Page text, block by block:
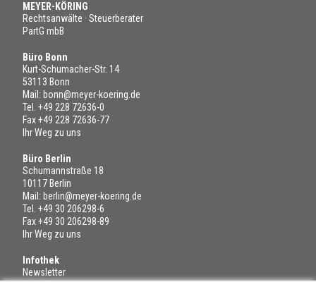
MEYER-KÖRING
Rechtsanwälte · Steuerberater
PartG mbB
Büro Bonn
Kurt-Schumacher-Str. 14
53113 Bonn
Mail: bonn@meyer-koering.de
Tel. +49 228 72636-0
Fax +49 228 72636-77
Ihr Weg zu uns
Büro Berlin
Schumannstraße 18
10117 Berlin
Mail: berlin@meyer-koering.de
Tel. +49 30 206298-6
Fax +49 30 206298-89
Ihr Weg zu uns
Infothek
Newsletter